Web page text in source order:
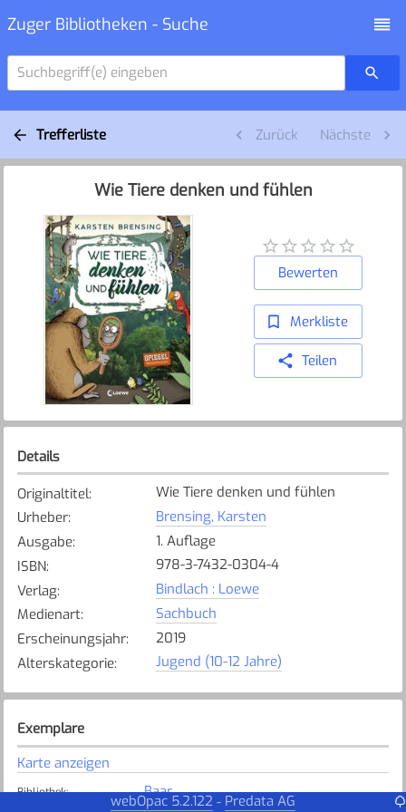
Zuger Bibliotheken - Suche
Suchbegriff(e) eingeben
Trefferliste Zurück Nächste
Wie Tiere denken und fühlen
Bewerten
Merkliste
Teilen
Details
Originaltitel:
Wie Tiere denken und fühlen
Urheber:
Brensing, Karsten
Ausgabe:
1. Auflage
ISBN:
978-3-7432-0304-4
Verlag:
Bindlach : Loewe
Medienart:
Sachbuch
Erscheinungsjahr:
2019
Alterskategorie: Jugend (10-12 Jahre)
Exemplare
Karte anzeigen
Bibliothek: Baar
webOpac 5.2.122 - Predata AG